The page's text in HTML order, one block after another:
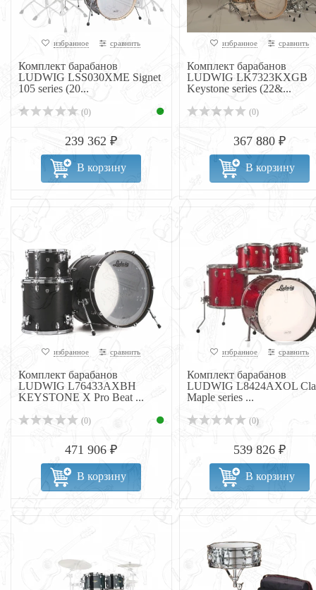
избранное сравнить
Комплект барабанов
LUDWIG LSS030XME Signet
105 series (20...
(0)
239 362 ₽
В корзину
избранное сравнить
Комплект барабанов
LUDWIG LK7323KXGB
Keystone series (22&...
(0)
367 880 ₽
В корзину
избранное сравнить
Комплект барабанов
LUDWIG L76433AXBH
KEYSTONE X Pro Beat ...
(0)
471 906 ₽
В корзину
избранное сравнить
Комплект барабанов
LUDWIG L8424AXOL
Maple series ...
(0)
539 826 ₽
В корзину